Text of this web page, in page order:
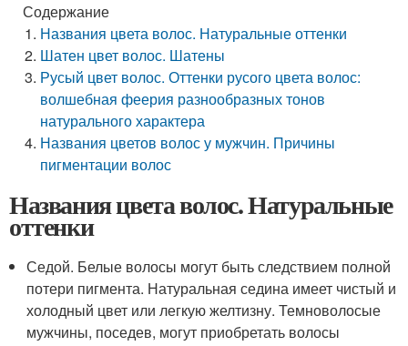
Содержание
Названия цвета волос. Натуральные оттенки
Шатен цвет волос. Шатены
Русый цвет волос. Оттенки русого цвета волос:
волшебная феерия разнообразных тонов
натурального характера
Названия цветов волос у мужчин. Причины
пигментации волос
Названия цвета волос. Натуральные
оттенки
Седой. Белые волосы могут быть следствием полной
потери пигмента. Натуральная седина имеет чистый и
холодный цвет или легкую желтизну. Темноволосые
мужчины, поседев, могут приобретать волосы